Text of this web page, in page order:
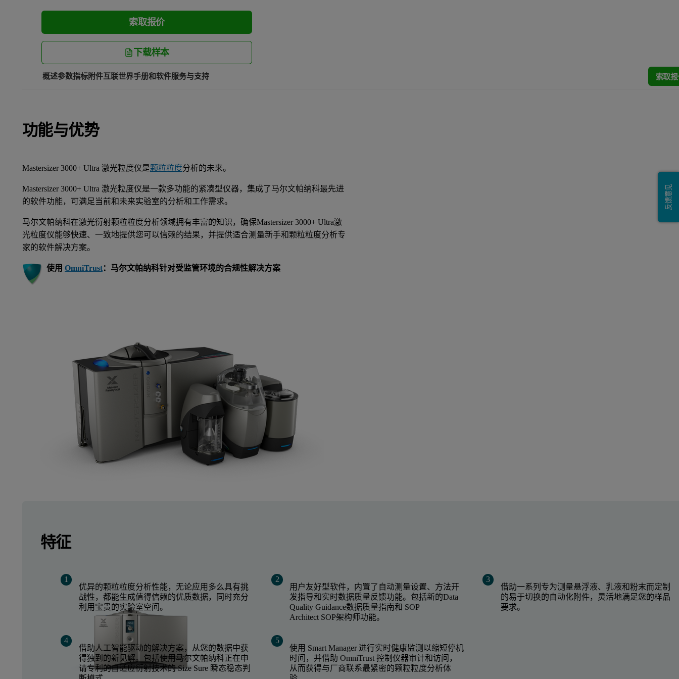
索取报价
下载样本
概述参数指标附件互联世界手册和软件服务与支持 索取
功能与优势
Mastersizer 3000+ Ultra 激光粒度仪是颗粒粒度分析的未来。
Mastersizer 3000+ Ultra 激光粒度仪是一款多功能的紧凑型仪器，集成了马尔文帕纳科最先进
的软件功能，可满足当前和未来实验室的分析和工作需求。
马尔文帕纳科在激光衍射颗粒粒度分析领域拥有丰富的知识，确保Mastersizer 3000+ Ultra激
光粒度仪能够快速、一致地提供您可以信赖的结果，并提供适合测量新手和颗粒粒度分析专
家的软件解决方案。
使用 OmniTrust：马尔文帕纳科针对受监管环境的合规性解决方案
特征
优异的颗粒粒度分析性能，无论应用多么具有挑
战性，都能生成值得信赖的优质数据，同时充分
利用宝贵的实验室空间。
用户友好型软件，内置了自动测量设置、方法开
发指导和实时数据质量反馈功能。包括新的Data
Quality Guidance数据质量指南和 SOP
Architect SOP架构师功能。
借助一系列专为测量悬浮液、乳液和粉末而定制
的易于切换的自动化附件，灵活地满足您的样品
要求。
借助人工智能驱动的解决方案，从您的数据中获
得独到的新见解。包括使用马尔文帕纳科正在申
请专利的自适应衍射技术的 Size Sure 瞬态稳态判
使用 Smart Manager 进行实时健康监测以缩短停机
时间，并借助 OmniTrust 控制仪器审计和访问，
从而获得与厂商联系最紧密的颗粒粒度分析体
反馈意见